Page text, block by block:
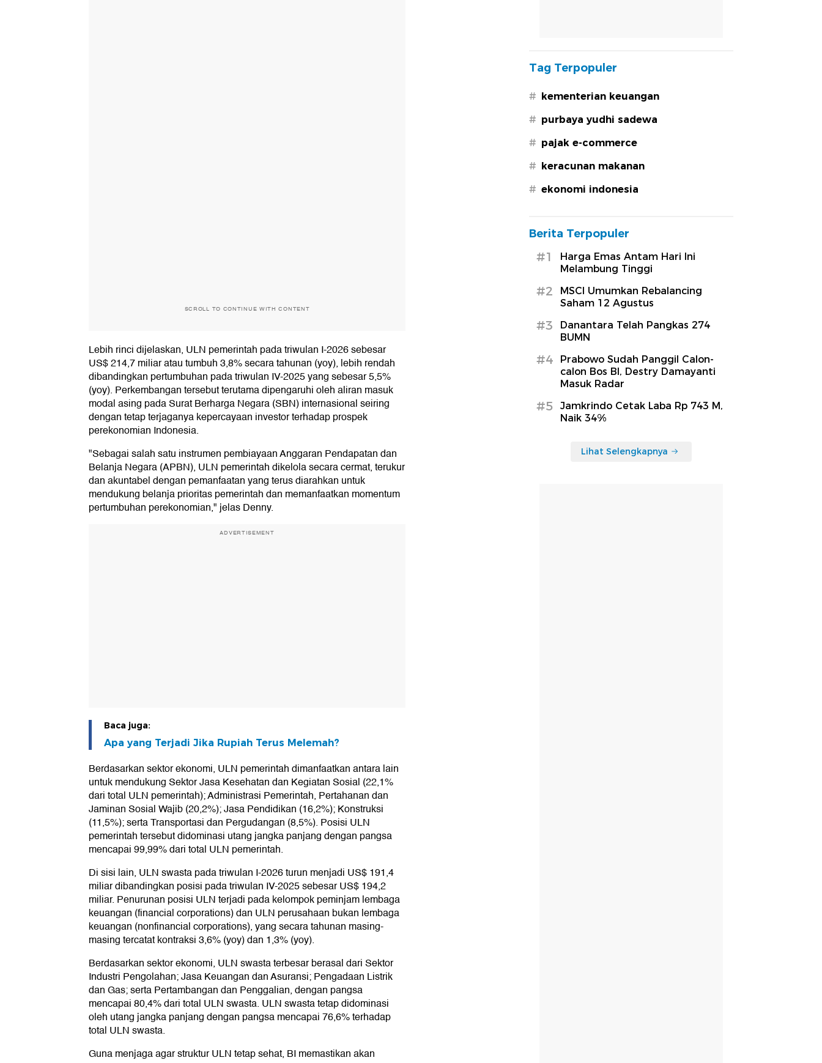
SCROLL TO CONTINUE WITH CONTENT
Lebih rinci dijelaskan, ULN pemerintah pada triwulan I-2026 sebesar
US$ 214,7 miliar atau tumbuh 3,8% secara tahunan (yoy), lebih rendah
dibandingkan pertumbuhan pada triwulan IV-2025 yang sebesar 5,5%
(yoy). Perkembangan tersebut terutama dipengaruhi oleh aliran masuk
modal asing pada Surat Berharga Negara (SBN) internasional seiring
dengan tetap terjaganya kepercayaan investor terhadap prospek
perekonomian Indonesia.
"Sebagai salah satu instrumen pembiayaan Anggaran Pendapatan dan
Belanja Negara (APBN), ULN pemerintah dikelola secara cermat, terukur
dan akuntabel dengan pemanfaatan yang terus diarahkan untuk
mendukung belanja prioritas pemerintah dan memanfaatkan momentum
pertumbuhan perekonomian," jelas Denny.
ADVERTISEMENT
Baca juga:
Apa yang Terjadi Jika Rupiah Terus Melemah?
Berdasarkan sektor ekonomi, ULN pemerintah dimanfaatkan antara lain
untuk mendukung Sektor Jasa Kesehatan dan Kegiatan Sosial (22,1%
dari total ULN pemerintah); Administrasi Pemerintah, Pertahanan dan
Jaminan Sosial Wajib (20,2%); Jasa Pendidikan (16,2%); Konstruksi
(11,5%); serta Transportasi dan Pergudangan (8,5%). Posisi ULN
pemerintah tersebut didominasi utang jangka panjang dengan pangsa
mencapai 99,99% dari total ULN pemerintah.
Di sisi lain, ULN swasta pada triwulan I-2026 turun menjadi US$ 191,4
miliar dibandingkan posisi pada triwulan IV-2025 sebesar US$ 194,2
miliar. Penurunan posisi ULN terjadi pada kelompok peminjam lembaga
keuangan (financial corporations) dan ULN perusahaan bukan lembaga
keuangan (nonfinancial corporations), yang secara tahunan masing-
masing tercatat kontraksi 3,6% (yoy) dan 1,3% (yoy).
Berdasarkan sektor ekonomi, ULN swasta terbesar berasal dari Sektor
Industri Pengolahan; Jasa Keuangan dan Asuransi; Pengadaan Listrik
dan Gas; serta Pertambangan dan Penggalian, dengan pangsa
mencapai 80,4% dari total ULN swasta. ULN swasta tetap didominasi
oleh utang jangka panjang dengan pangsa mencapai 76,6% terhadap
total ULN swasta.
Guna menjaga agar struktur ULN tetap sehat, BI memastikan akan
Tag Terpopuler
# kementerian keuangan
# purbaya yudhi sadewa
# pajak e-commerce
# keracunan makanan
# ekonomi indonesia
Berita Terpopuler
#1
Harga Emas Antam Hari Ini
Melambung Tinggi
#2
MSCI Umumkan Rebalancing
Saham 12 Agustus
#3
Danantara Telah Pangkas 274
BUMN
#4
Prabowo Sudah Panggil Calon-
calon Bos BI, Destry Damayanti
Masuk Radar
#5
Jamkrindo Cetak Laba Rp 743 M,
Naik 34%
Lihat Selengkapnya